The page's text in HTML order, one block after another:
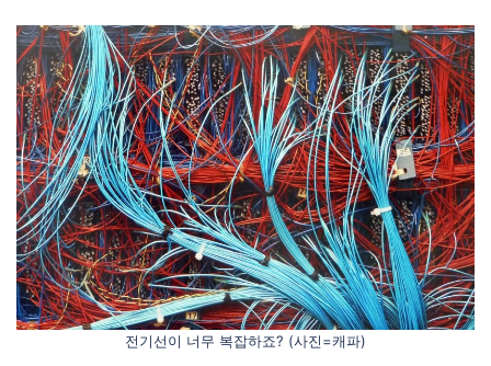
전기선이 너무 복잡하죠? (사진=캐파)